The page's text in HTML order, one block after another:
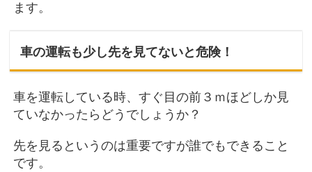
ます。
車の運転も少し先を見てないと危険！
車を運転している時、すぐ目の前３ｍほどしか見
ていなかったらどうでしょうか？
先を見るというのは重要ですが誰でもできること
です。